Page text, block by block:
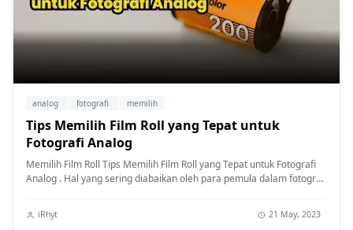
analog fotografi memilih
Tips Memilih Film Roll yang Tepat untuk
Fotografi Analog
Memilih Film Roll Tips Memilih Film Roll yang Tepat untuk Fotografi
Analog . Hal yang sering diabaikan oleh para pemula dalam fotografi
iRhyt 21 May, 2023